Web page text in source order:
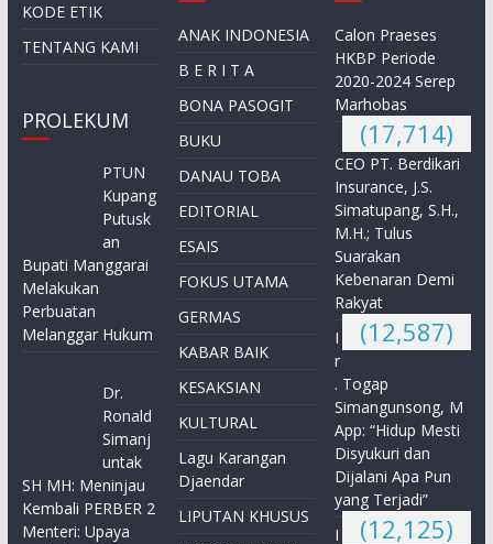
KODE ETIK
TENTANG KAMI
PROLEKUM
PTUN
Kupang
Putusk
an
Bupati Manggarai
Melakukan
Perbuatan
Melanggar Hukum
Dr.
Ronald
Simanj
untak
SH MH: Meninjau
Kembali PERBER 2
Menteri: Upaya
ANAK INDONESIA
B E R I T A
BONA PASOGIT
BUKU
DANAU TOBA
EDITORIAL
ESAIS
FOKUS UTAMA
GERMAS
KABAR BAIK
KESAKSIAN
KULTURAL
Lagu Karangan
Djaendar
LIPUTAN KHUSUS
Calon Praeses
HKBP Periode
2020-2024 Serep
Marhobas
(17,714)
CEO PT. Berdikari
Insurance, J.S.
Simatupang, S.H.,
M.H.; Tulus
Suarakan
Kebenaran Demi
Rakyat
(12,587)
I
r
. Togap
Simangunsong, M
App: “Hidup Mesti
Disyukuri dan
Dijalani Apa Pun
yang Terjadi”
(12,125)
I